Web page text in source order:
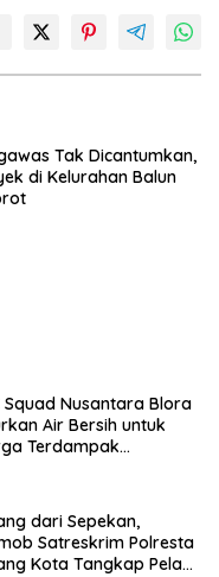
Tak Dicantumkan,
di Kelurahan Balun
Squad Nusantara Blora
Air Bersih untuk
Terdampak
dari Sepekan,
Satreskrim Polresta
Kota Tangkap Pelaku